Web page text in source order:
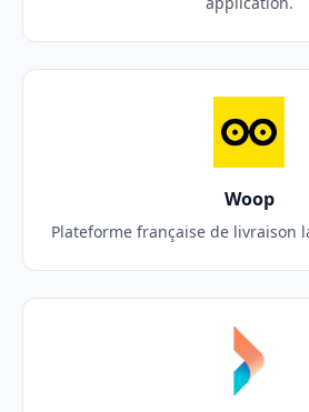
Woop
Plateforme française de livraison